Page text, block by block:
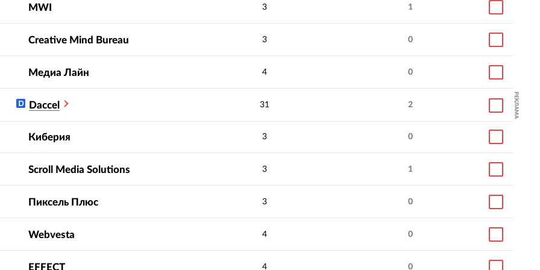
сотрудников
рекомендации
поддержка,
Международный сайт-
холдинга: сайты,
мобильные
внутренние сервисы
продукты.
MWI 3 1
Creative Mind Bureau 3 0
Медиа Лайн 4 0
Daccel 31 2 РЕКЛАМА
Киберия 3 0
Scroll Media Solutions 3 1
Пиксель Плюс 3 0
Webvesta 4 0
EFFECT 4 0